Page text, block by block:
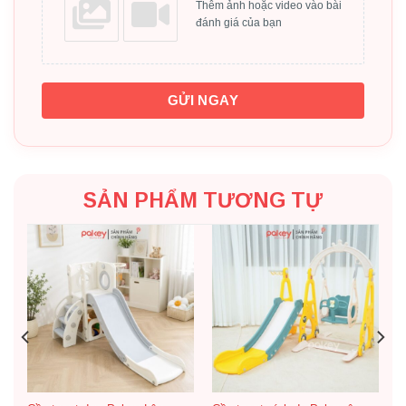
Bộ sản phẩm bao gồm: Cầu trượt + cầu thang khép kín +
bộ bóng rổ + bộ vòng ném (tặng kèm)
Ưu điểm của cầu trượt Voi cao cấp
Thêm ảnh hoặc video vào bài
đánh giá của bạn
GỬI NGAY
SẢN PHẨM TƯƠNG TỰ